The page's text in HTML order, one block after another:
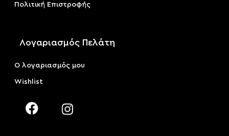
Πολιτική Επιστροφής
Λογαριασμός Πελάτη
Ο λογαριασμός μου
Wishlist